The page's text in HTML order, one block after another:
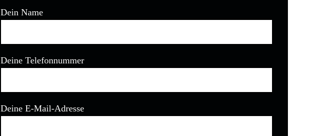
Dein Name
Deine Telefonnummer
Deine E-Mail-Adresse